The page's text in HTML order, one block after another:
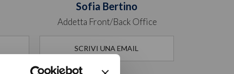
Sofia Bertino
Addetta Front/Back Office
SCRIVI UNA EMAIL